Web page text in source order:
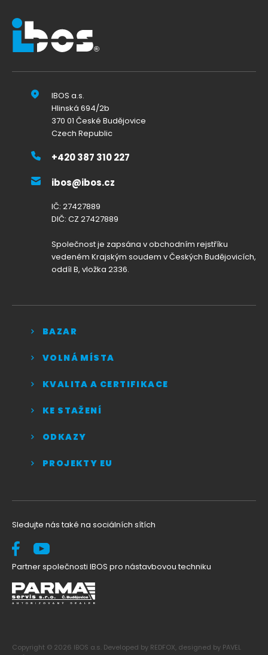
IBOS a.s.
Hlinská 694/2b
370 01 České Budějovice
Czech Republic
+420 387 310 227
ibos@ibos.cz
IČ: 27427889
DIČ: CZ 27427889
Společnost je zapsána v obchodním rejstříku
vedeném Krajským soudem v Českých Budějovicích,
oddíl B, vložka 2336.
BAZAR
VOLNÁ MÍSTA
KVALITA A CERTIFIKACE
KE STAŽENÍ
ODKAZY
PROJEKTY EU
Sledujte nás také na sociálních sítích
Partner společnosti IBOS pro nástavbovou techniku
Copyright © 2026 IBOS a.s. Developed by REDFOX, designed by PAVEL